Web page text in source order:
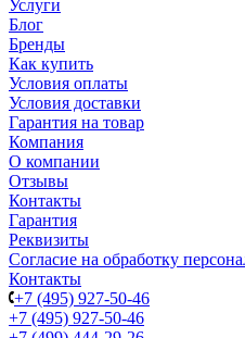
Услуги
Блог
Бренды
Как купить
Условия оплаты
Условия доставки
Гарантия на товар
Компания
О компании
Отзывы
Контакты
Гарантия
Реквизиты
Согласие на обработку
Контакты
+7 (495) 927-50-46
+7 (495) 927-50-46